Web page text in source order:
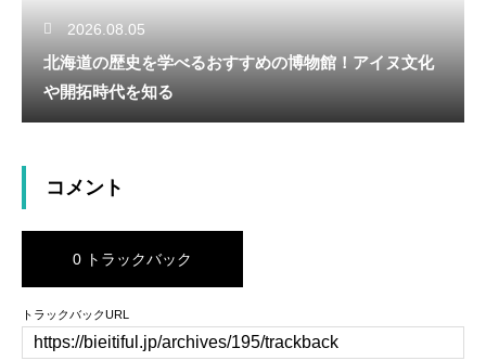
2026.08.05
北海道の歴史を学べるおすすめの博物館！アイヌ文化
や開拓時代を知る
コメント
0 トラックバック
トラックバックURL